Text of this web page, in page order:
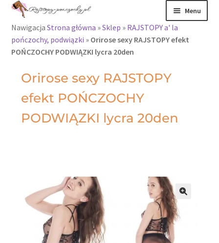
Menu
Rajstopy
Pończochy i
zakolanówki
Podkolanówki i
Nawigacja Strona główna »Sklep » RAJSTOPY a' la
pończochy, podwiązki » Orirose sexy RAJSTOPY efekt
POŃCZOCHY PODWIĄZKI lycra 20den
Orirose sexy RAJSTOPY
efekt POŃCZOCHY
PODWIĄZKI lycra 20den